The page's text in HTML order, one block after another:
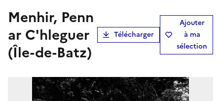
Menhir, Penn
ar C'hleguer
(Île-de-Batz)
Télécharger
Ajouter
à ma
sélection